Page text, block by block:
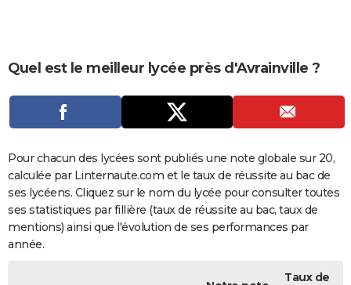
Dictionnaire
Biographies
Expressions
Proverbes
PROGRAMME TV
COPAINS D'AVANT
S'inscrire
Se connecter
Lycées
Collèges
Primaires
Universités
Entreprises
Service militaire
Avis de recherche
AVIS DE DÉCÈS
FORUM
Bricolage
Lifestyle
Culture
Sport
Auto
Television
Voyage
Cinema
Quel est le meilleur lycée près d'Avrainville ?
Pour chacun des lycées sont publiés une note globale sur 20,
calculée par Linternaute.com et le taux de réussite au bac de
ses lycéens. Cliquez sur le nom du lycée pour consulter toutes
ses statistiques par fillière (taux de réussite au bac, taux de
mentions) ainsi que l'évolution de ses performances par
année.
Taux de